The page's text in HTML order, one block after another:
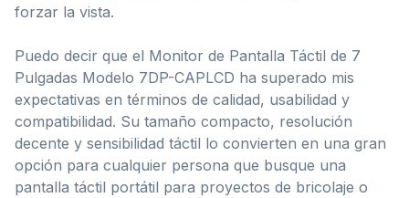
forzar la vista.
Puedo decir que el Monitor de Pantalla Táctil de 7
Pulgadas Modelo 7DP-CAPLCD ha superado mis
expectativas en términos de calidad, usabilidad y
compatibilidad. Su tamaño compacto, resolución
decente y sensibilidad táctil lo convierten en una gran
opción para cualquier persona que busque una
pantalla táctil portátil para proyectos de bricolaje o